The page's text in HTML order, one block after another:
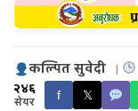
कल्पित सुवेदी |
२४६
सेयर
f 𝕏